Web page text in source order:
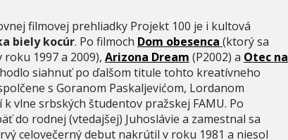
filmovej prehliadky Projekt 100 je i kultová
biely kocúr. Po filmoch Dom obesenca (ktorý sa
1997 a 2009), Arizona Dream (P2002) a Otec na
siahnuť po ďalšom titule tohto kreatívneho
s Goranom Paskaljevićom, Lordanom
vlne srbských študentov pražskej FAMU. Po
do rodnej (vtedajšej) Juhoslávie a zamestnal sa
celovečerný debut nakrútil v roku 1981 a niesol